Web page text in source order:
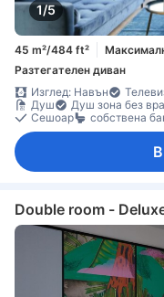
1/5
45 m²/484 ft²
Разтегателен диван
Изглед: Навън
Душ
Душ зона без
Сешоар
собствена
Double room -